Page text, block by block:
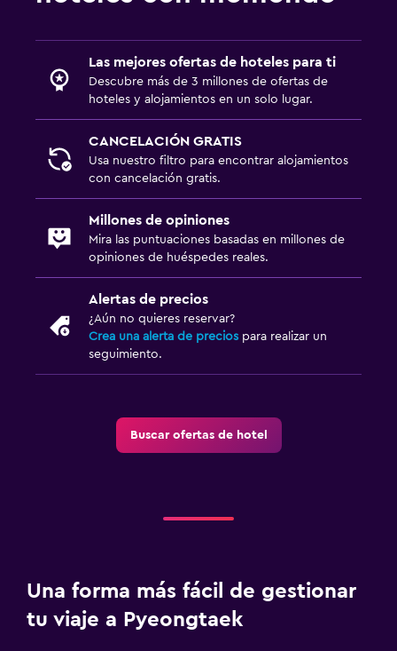
Las mejores ofertas de hoteles para ti
Descubre más de 3 millones de ofertas de
hoteles y alojamientos en un solo lugar.
CANCELACIÓN GRATIS
Usa nuestro filtro para encontrar alojamientos
con cancelación gratis.
Millones de opiniones
Mira las puntuaciones basadas en millones de
opiniones de huéspedes reales.
Alertas de precios
¿Aún no quieres reservar?
Crea una alerta de precios para realizar un
seguimiento.
Buscar ofertas de hotel
Una forma más fácil de gestionar
tu viaje a Pyeongtaek